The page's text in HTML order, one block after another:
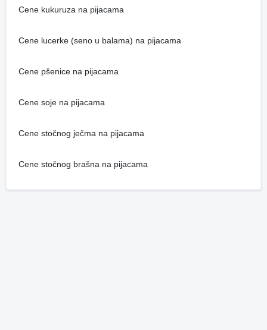
Cene kukuruza na pijacama
Cene lucerke (seno u balama) na pijacama
Cene pšenice na pijacama
Cene soje na pijacama
Cene stočnog ječma na pijacama
Cene stočnog brašna na pijacama